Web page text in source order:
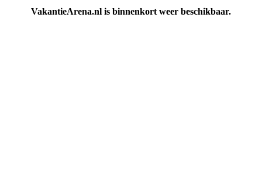
VakantieArena.nl is binnenkort weer beschikbaar.